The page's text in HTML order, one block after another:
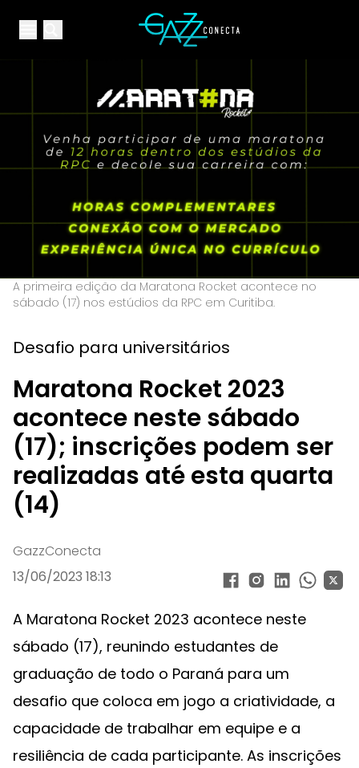
Open main menuYour Company
A primeira edição da Maratona Rocket acontece no
sábado (17) nos estúdios da RPC em Curitiba.
Desafio para universitários
Maratona Rocket 2023
acontece neste sábado
(17); inscrições podem ser
realizadas até esta quarta
(14)
GazzConecta
13/06/2023 18:13
A Maratona Rocket 2023 acontece neste
sábado (17), reunindo estudantes de
graduação de todo o Paraná para um
desafio que coloca em jogo a criatividade, a
capacidade de trabalhar em equipe e a
resiliência de cada participante. As inscrições